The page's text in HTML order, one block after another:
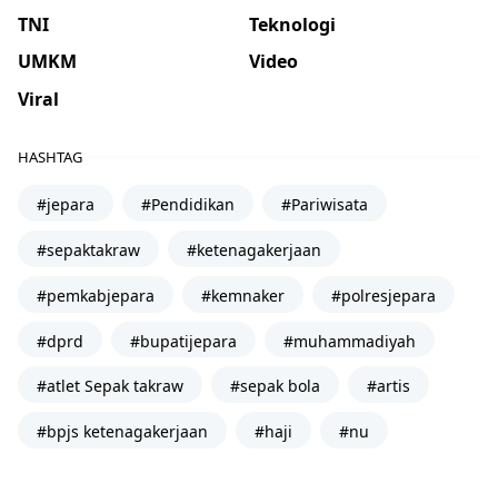
TNI
Teknologi
UMKM
Video
Viral
HASHTAG
#jepara #Pendidikan #Pariwisata
#sepaktakraw #ketenagakerjaan
#pemkabjepara #kemnaker #polresjepara
#dprd #bupatijepara #muhammadiyah
#atlet Sepak takraw #sepak bola #artis
#bpjs ketenagakerjaan #haji #nu